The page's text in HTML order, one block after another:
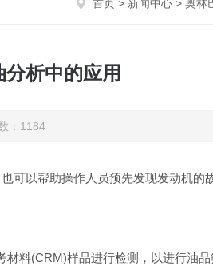
首页 > 新闻中心 > 奥林
析中的应用
：1184
可以帮助操作人员预先发现发动机的
料(CRM)样品进行检测，以进行油